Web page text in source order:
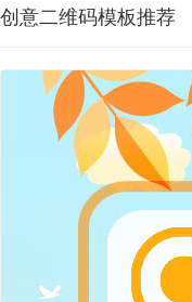
创意二维码模板推荐